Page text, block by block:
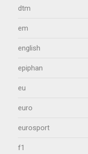
dtm
em
english
epiphan
eu
euro
eurosport
f1